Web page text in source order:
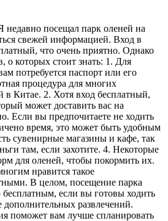
недавно посещал парк оленей на
свежей информацией. Вход в
что очень приятно. Однако
о которых стоит знать: 1. Для
потребуется паспорт или его
процедура для многих
в Китае. 2. Хотя вход бесплатный,
может доставить вас на
Если вы предпочитаете не ходить
время, это может быть удобным
сувенирные магазины и кафе, так
там, если захотите. 4. Некоторые
для оленей, чтобы покормить их.
нравится такое
В целом, посещение парка
если вы готовы ходить
развлечений.
поможет вам лучше спланировать